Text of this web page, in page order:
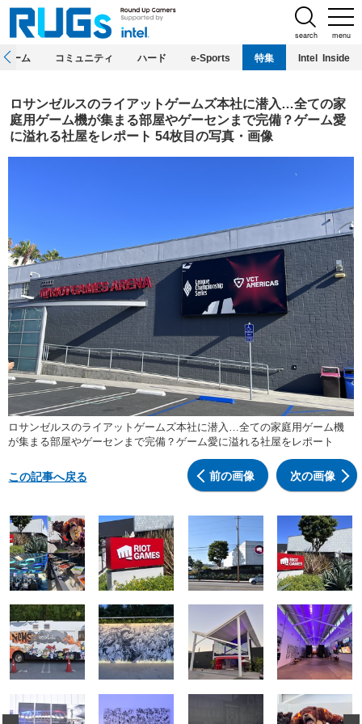
menu
search
ホーム コミュニティ ハード e-Sports 特集 Intel Inside
ロサンゼルスのライアットゲームズ本社に潜入…全ての家
庭用ゲーム機が集まる部屋やゲーセンまで完備？ゲーム愛
に溢れる社屋をレポート 54枚目の写真・画像
ロサンゼルスのライアットゲームズ本社に潜入…全ての家庭用ゲーム機
が集まる部屋やゲーセンまで完備？ゲーム愛に溢れる社屋をレポート
前の画像 次の画像
この記事へ戻る